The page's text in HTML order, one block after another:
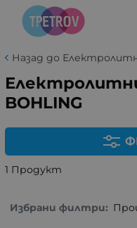
Назад до
BOHLING
1 Продукт
Избрани филтри: